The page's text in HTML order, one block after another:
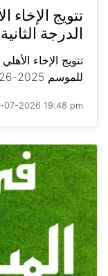
تتويج
الدرجة الثانية
تتويج الإخاء
للموسم 2025-2026 ...
07-2026 19:48 pm